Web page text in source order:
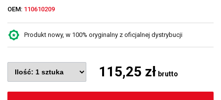
OEM: 110610209
Produkt nowy, w 100% oryginalny z oficjalnej dystrybucji
115,25 zł brutto